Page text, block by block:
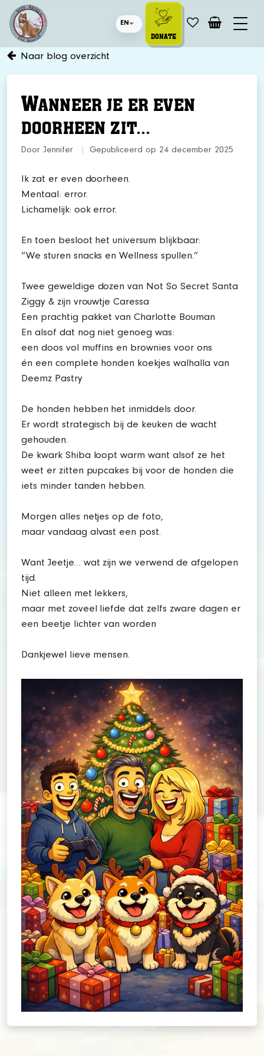
EN
DONATE
Naar blog overzicht
WANNEER JE ER EVEN
DOORHEEN ZIT...
Door Jennifer Gepubliceerd op 24 december 2025
Ik zat er even doorheen.
Mentaal: error.
Lichamelijk: ook error.
En toen besloot het universum blijkbaar:
“We sturen snacks en Wellness spullen.”
Twee geweldige dozen van Not So Secret Santa
Ziggy & zijn vrouwtje Caressa
Een prachtig pakket van Charlotte Bouman
En alsof dat nog niet genoeg was:
een doos vol muffins en brownies voor ons
én een complete honden koekjes walhalla van
Deemz Pastry
De honden hebben het inmiddels door.
Er wordt strategisch bij de keuken de wacht
gehouden.
De kwark Shiba loopt warm want alsof ze het
weet er zitten pupcakes bij voor de honden die
iets minder tanden hebben.
Morgen alles netjes op de foto,
maar vandaag alvast een post.
Want Jeetje… wat zijn we verwend de afgelopen
tijd.
Niet alleen met lekkers,
maar met zoveel liefde dat zelfs zware dagen er
een beetje lichter van worden
Dankjewel lieve mensen.